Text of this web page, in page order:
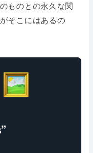
ものとの永久な関
そこにはあるの